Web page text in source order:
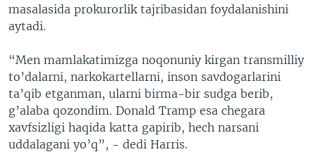
masalasida prokurorlik tajribasidan foydalanishini
aytadi.
“Men mamlakatimizga noqonuniy kirgan transmilliy
to’dalarni, narkokartellarni, inson savdogarlarini
ta’qib etganman, ularni birma-bir sudga berib,
g’alaba qozondim. Donald Tramp esa chegara
xavfsizligi haqida katta gapirib, hech narsani
uddalagani yo’q”, - dedi Harris.